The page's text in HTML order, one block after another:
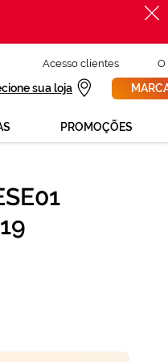
Acesso clientes O
sua loja
PROMOÇÕES
AO CARRINHO